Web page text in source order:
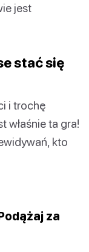
jest
stać się
i trochę
właśnie ta gra!
kto
za